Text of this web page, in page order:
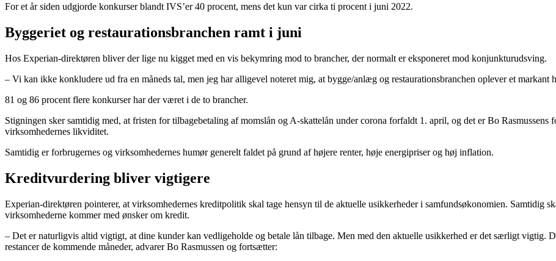
For et år siden udgjorde konkurser blandt IVS’er 40 procent, mens det kun var cirka ti procent i juni 2022.
Byggeriet og restaurationsbranchen ramt i juni
Hos Experian-direktøren bliver der lige nu kigget med en vis bekymring mod to brancher, der normalt er eksponeret mod konjunkturudsving.
– Vi kan ikke konkludere ud fra en måneds tal, men jeg har alligevel noteret mig, at bygge/anlæg og restaurationsbranchen oplever et markant
81 og 86 procent flere konkurser har der været i de to brancher.
Stigningen sker samtidig med, at fristen for tilbagebetaling af momslån og A-skattelån under corona forfaldt 1. april, og det er Bo Rasmussens
virksomhedernes likviditet.
Samtidig er forbrugernes og virksomhedernes humør generelt faldet på grund af højere renter, høje energipriser og høj inflation.
Kreditvurdering bliver vigtigere
Experian-direktøren pointerer, at virksomhedernes kreditpolitik skal tage hensyn til de aktuelle usikkerheder i samfundsøkonomien. Samtidig
virksomhederne kommer med ønsker om kredit.
– Det er naturligvis altid vigtigt, at dine kunder kan vedligeholde og betale lån tilbage. Men med den aktuelle usikkerhed er det særligt vigtig.
restancer de kommende måneder, advarer Bo Rasmussen og fortsætter: